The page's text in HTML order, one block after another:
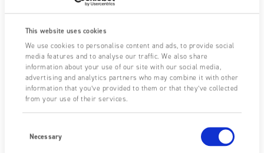
This website uses cookies
We use cookies to personalise content and ads, to provide social
media features and to analyse our traffic. We also share
information about your use of our site with our social media,
advertising and analytics partners who may combine it with other
information that you’ve provided to them or that they’ve collected
from your use of their services.
Selection
Necessary
mm à 50 mm et une distance maximale de 150 mm. Elle est
allant jusqu’à 1 000 m/min, et parfaitement adaptée aux
applications bobine et feuille où l’espace est limité. Sa
flexibilité la rend appropriée pour la plupart des procédés
industriels, y compris la fabrication pharmaceutique et
agroalimentaire. »
Fraser est à la pointe du développement de produits en
technologie de contrôle électrostatique, et la 3024 Compact
répond au besoin d’une élimination statique puissante dans